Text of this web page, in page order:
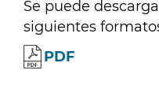
Se puede
siguientes
PDF